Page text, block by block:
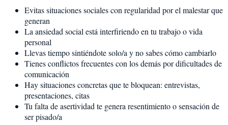
Evitas situaciones sociales con regularidad por el malestar que
generan
La ansiedad social está interfiriendo en tu trabajo o vida
personal
Llevas tiempo sintiéndote solo/a y no sabes cómo cambiarlo
Tienes conflictos frecuentes con los demás por dificultades de
comunicación
Hay situaciones concretas que te bloquean: entrevistas,
presentaciones, citas
Tu falta de asertividad te genera resentimiento o sensación de
ser pisado/a